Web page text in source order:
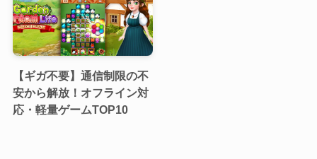
【ギガ不要】通信制限の不
安から解放！オフライン対
応・軽量ゲームTOP10